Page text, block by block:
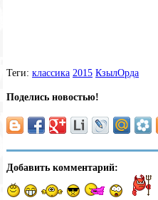
Теги: классика 2015 КзылОрда
Поделись новостью!
Добавить комментарий: